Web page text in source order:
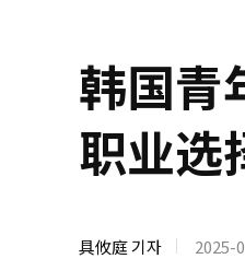
韩国
职业选
具攸庭 기자 2025-